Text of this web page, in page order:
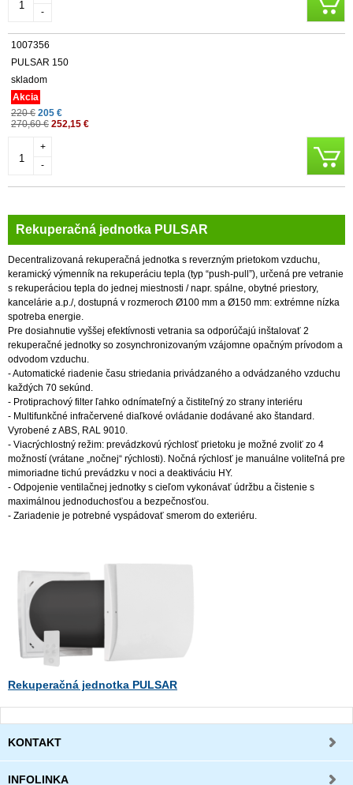
-
1007356
PULSAR 150
skladom
Akcia
220 € 205 €
270,60 € 252,15 €
-
+
Rekuperačná jednotka PULSAR
Decentralizovaná rekuperačná jednotka s reverzným prietokom vzduchu,
keramický výmenník na rekuperáciu tepla (typ “push-pull”), určená pre vetranie
s rekuperáciou tepla do jednej miestnosti / napr. spálne, obytné priestory,
kancelárie a.p./, dostupná v rozmeroch Ø100 mm a Ø150 mm: extrémne nízka
spotreba energie.
Pre dosiahnutie vyššej efektívnosti vetrania sa odporúčajú inštalovať 2
rekuperačné jednotky so zosynchronizovaným vzájomne opačným prívodom a
odvodom vzduchu.
- Automatické riadenie času striedania privádzaného a odvádzaného vzduchu
každých 70 sekúnd.
- Protiprachový filter ľahko odnímateľný a čistiteľný zo strany interiéru
- Multifunkčné infračervené diaľkové ovládanie dodávané ako štandard.
Vyrobené z ABS, RAL 9010.
- Viacrýchlostný režim: prevádzkovú rýchlosť prietoku je možné zvoliť zo 4
možností (vrátane „nočnej“ rýchlosti). Nočná rýchlosť je manuálne voliteľná pre
mimoriadne tichú prevádzku v noci a deaktiváciu HY.
- Odpojenie ventilačnej jednotky s cieľom vykonávať údržbu a čistenie s
maximálnou jednoduchosťou a bezpečnosťou.
- Zariadenie je potrebné vyspádovať smerom do exteriéru.
Rekuperačná jednotka PULSAR
KONTAKT
INFOLINKA